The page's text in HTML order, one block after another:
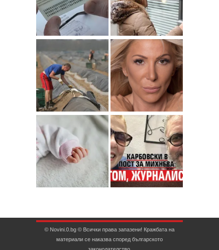
© Novini.0.bg © Всички права запазени! Кражбата на
материали се наказва според българското